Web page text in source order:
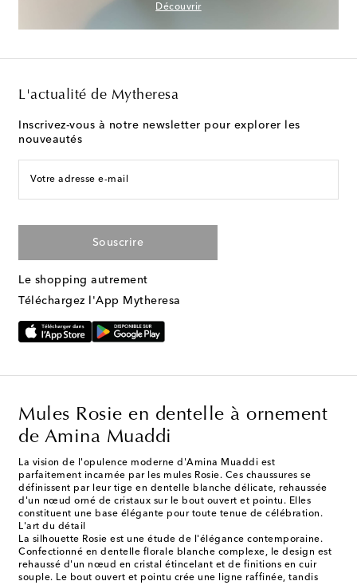
Découvrir
L'actualité de Mytheresa
Inscrivez-vous à notre newsletter pour explorer les
nouveautés
Votre adresse e-mail
Souscrire
Le shopping autrement
Téléchargez l'App Mytheresa
Mules Rosie en dentelle à ornement
de Amina Muaddi
La vision de l'opulence moderne d'Amina Muaddi est
parfaitement incarnée par les mules Rosie. Ces chaussures se
définissent par leur tige en dentelle blanche délicate, rehaussée
d'un nœud orné de cristaux sur le bout ouvert et pointu. Elles
constituent une base élégante pour toute tenue de célébration.
L'art du détail
La silhouette Rosie est une étude de l'élégance contemporaine.
Confectionné en dentelle florale blanche complexe, le design est
rehaussé d'un nœud en cristal étincelant et de finitions en cuir
souple. Le bout ouvert et pointu crée une ligne raffinée, tandis